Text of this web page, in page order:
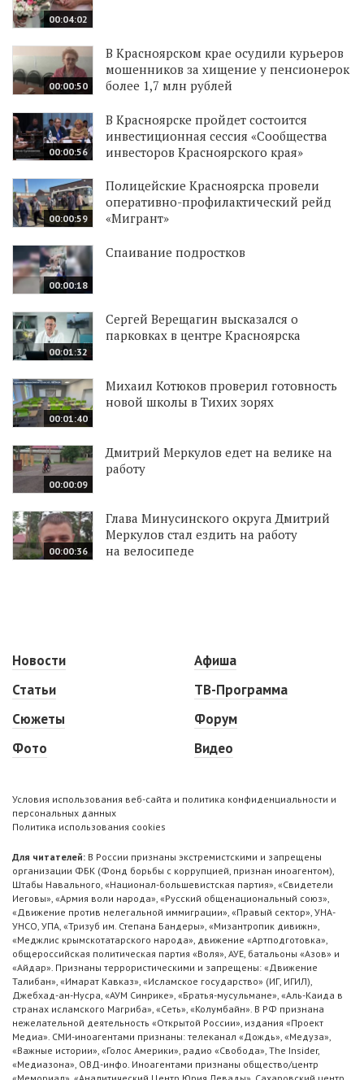
00:04:02
00:00:50
В Красноярском крае осудили курьеров
мошенников за хищение у пенсионерок
более 1,7 млн рублей
00:00:56
В Красноярске пройдет состоится
инвестиционная сессия «Сообщества
инвесторов Красноярского края»
00:00:59
Полицейские Красноярска провели
оперативно-профилактический рейд
«Мигрант»
00:00:18
Спаивание подростков
00:01:32
Сергей Верещагин высказался о
парковках в центре Красноярска
00:01:40
Михаил Котюков проверил готовность
новой школы в Тихих зорях
00:00:09
Дмитрий Меркулов едет на велике на
работу
00:00:36
Глава Минусинского округа Дмитрий
Меркулов стал ездить на работу
на велосипеде
Новости
Статьи
Сюжеты
Фото
Афиша
ТВ-Программа
Форум
Видео
Условия использования веб-сайта и политика конфиденциальности и
персональных данных
Политика использования cookies
Для читателей: В России признаны экстремистскими и запрещены
организации ФБК (Фонд борьбы с коррупцией, признан иноагентом),
Штабы Навального, «Национал-большевистская партия», «Свидетели
Иеговы», «Армия воли народа», «Русский общенациональный союз»,
«Движение против нелегальной иммиграции», «Правый сектор», УНА-
УНСО, УПА, «Тризуб им. Степана Бандеры», «Мизантропик дивижн»,
«Меджлис крымскотатарского народа», движение «Артподготовка»,
общероссийская политическая партия «Воля», АУЕ, батальоны «Азов» и
«Айдар». Признаны террористическими и запрещены: «Движение
Талибан», «Имарат Кавказ», «Исламское государство» (ИГ, ИГИЛ),
Джебхад-ан-Нусра, «АУМ Синрике», «Братья-мусульмане», «Аль-Каида в
странах исламского Магриба», «Сеть», «Колумбайн». В РФ признана
нежелательной деятельность «Открытой России», издания «Проект
Медиа». СМИ-иноагентами признаны: телеканал «Дождь», «Медуза»,
«Важные истории», «Голос Америки», радио «Свобода», The Insider,
«Медиазона», ОВД-инфо. Иноагентами признаны общество/центр